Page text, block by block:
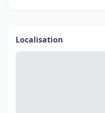
Localisation